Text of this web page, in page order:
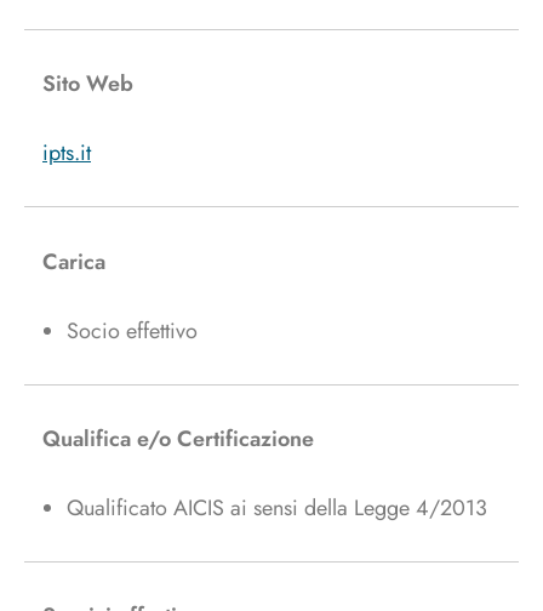
Sito Web
ipts.it
Carica
Socio effettivo
Qualifica e/o Certificazione
Qualificato AICIS ai sensi della Legge 4/2013